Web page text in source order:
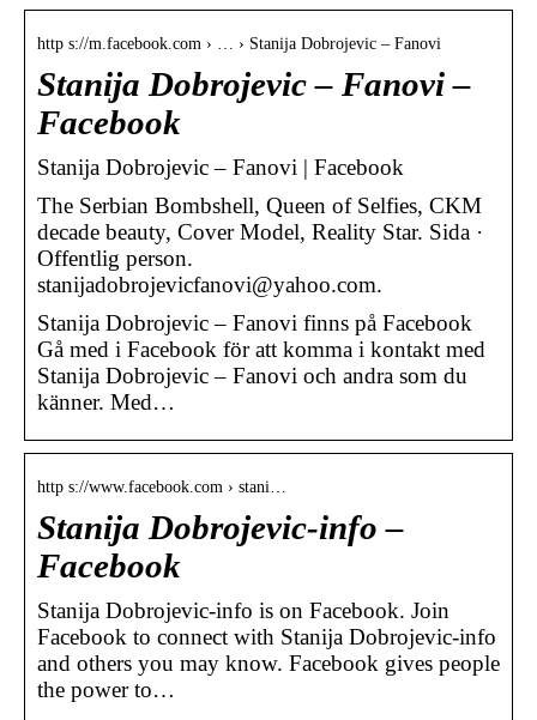
http s://m.facebook.com › … › Stanija Dobrojevic – Fanovi
Stanija Dobrojevic – Fanovi –
Facebook
Stanija Dobrojevic – Fanovi | Facebook
The Serbian Bombshell, Queen of Selfies, CKM
decade beauty, Cover Model, Reality Star. Sida ·
Offentlig person.
stanijadobrojevicfanovi@yahoo.com.
Stanija Dobrojevic – Fanovi finns på Facebook
Gå med i Facebook för att komma i kontakt med
Stanija Dobrojevic – Fanovi och andra som du
känner. Med…
http s://www.facebook.com › stani…
Stanija Dobrojevic-info –
Facebook
Stanija Dobrojevic-info is on Facebook. Join
Facebook to connect with Stanija Dobrojevic-info
and others you may know. Facebook gives people
the power to…